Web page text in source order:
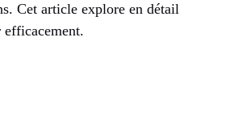
Cet article explore en détail
efficacement.